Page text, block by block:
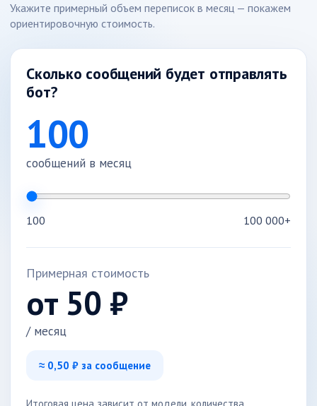
Укажите примерный объем переписок в месяц — покажем
ориентировочную стоимость.
Сколько сообщений будет отправлять
бот?
100
сообщений в месяц
100 100 000+
Примерная стоимость
от 50 ₽
/ месяц
≈ 0,50 ₽ за сообщение